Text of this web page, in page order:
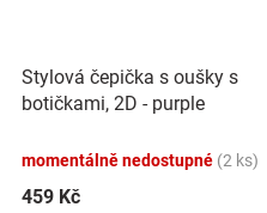
Stylová čepička s oušky s
botičkami, 2D - purple
momentálně nedostupné (2 ks)
459 Kč